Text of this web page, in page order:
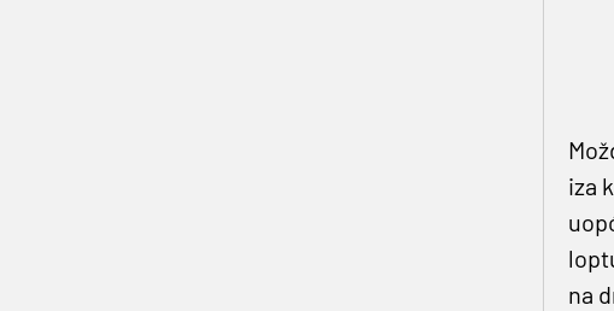
iza
na